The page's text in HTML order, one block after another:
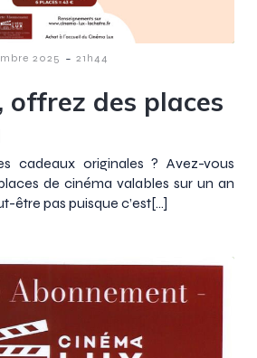
2025 - 21h44
offrez des places
cadeaux originales ? Avez-vous
de cinéma valables sur un an
être pas puisque c’est[…]